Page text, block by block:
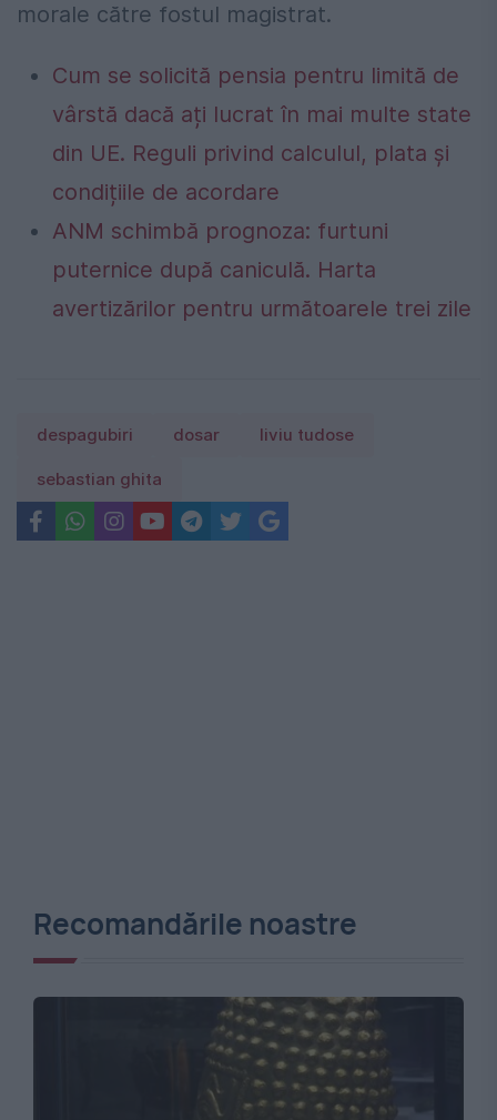
morale către fostul magistrat.
Cum se solicită pensia pentru limită de
vârstă dacă ați lucrat în mai multe state
din UE. Reguli privind calculul, plata și
condițiile de acordare
ANM schimbă prognoza: furtuni
puternice după caniculă. Harta
avertizărilor pentru următoarele trei zile
despagubiri dosar liviu tudose
sebastian ghita
Recomandările noastre